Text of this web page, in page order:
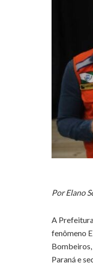
Por Elano
A
fenômeno
Paraná e